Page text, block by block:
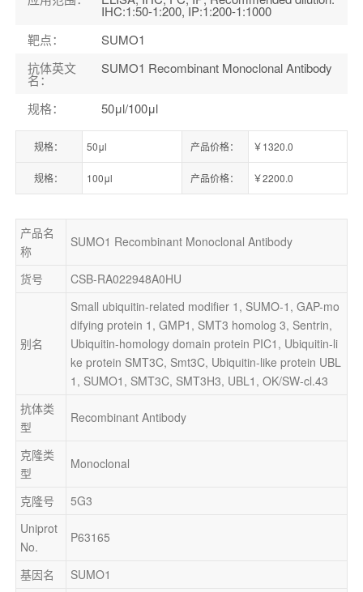
IHC:1:50-1:200, IP:1:200-1:1000
靶点：
SUMO1
抗体英文
名：
SUMO1 Recombinant Monoclonal Antibody
规格： 50μl/100μl
规格： 50μl 产品价格： ￥1320.0
规格： 100μl 产品价格： ￥2200.0
产品名
称
SUMO1 Recombinant Monoclonal Antibody
货号 CSB-RA022948A0HU
别名
Small ubiquitin-related modifier 1, SUMO-1, GAP-mo
difying protein 1, GMP1, SMT3 homolog 3, Sentrin,
Ubiquitin-homology domain protein PIC1, Ubiquitin-li
ke protein SMT3C, Smt3C, Ubiquitin-like protein UBL
1, SUMO1, SMT3C, SMT3H3, UBL1, OK/SW-cl.43
抗体类
型
Recombinant Antibody
克隆类
型
Monoclonal
克隆号
5G3
Uniprot
No.
P63165
基因名
SUMO1